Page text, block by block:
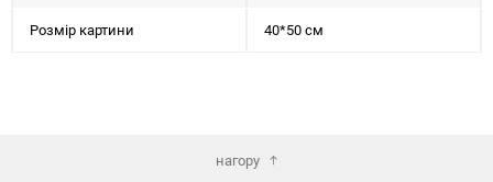
Розмір картини 40*50 см
нагору